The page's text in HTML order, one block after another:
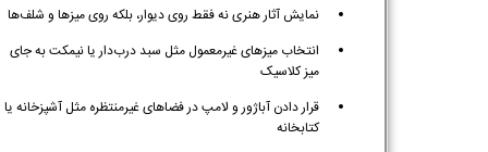
نمایش آثار هنری نه فقط روی دیوار، بلکه روی میزها و شلف‌ها
انتخاب میزهای غیرمعمول مثل سبد درب‌دار یا نیمکت به جای
میز کلاسیک
قرار دادن آباژور و لامپ در فضاهای غیرمنتظره مثل آشپزخانه یا
کتابخانه